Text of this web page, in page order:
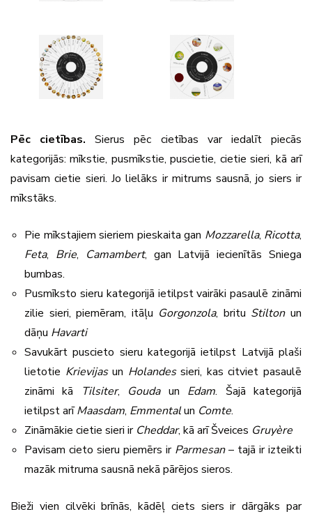
Pēc cietības.Sierus pēc cietības var iedalīt piecās
kategorijās: mīkstie, pusmīkstie, puscietie, cietie sieri, kā arī
pavisam cietie sieri. Jo lielāks ir mitrums sausnā, jo siers ir
mīkstāks.
Pie mīkstajiem sieriem pieskaita gan Mozzarella, Ricotta,
Feta, Brie, Camambert, gan Latvijā iecienītās Sniega
bumbas.
Pusmīksto sieru kategorijā ietilpst vairāki pasaulē zināmi
zilie sieri, piemēram, itāļu Gorgonzola, britu Stiltonun
dāņu Havarti
Savukārt puscieto sieru kategorijā ietilpst Latvijā plaši
lietotie Krievijasun Holandessieri, kas citviet pasaulē
zināmi kā Tilsiter, Goudaun Edam. Šajā kategorijā
ietilpst arīMaasdam, Emmentalun Comte.
Zināmākie cietie sieri irCheddar, kā arī Šveices Gruyère
Pavisam cieto sieru piemērs ir Parmesan– tajā ir izteikti
mazāk mitruma sausnā nekā pārējos sieros.
Bieži vien cilvēki brīnās, kādēļ ciets siers ir dārgāks par